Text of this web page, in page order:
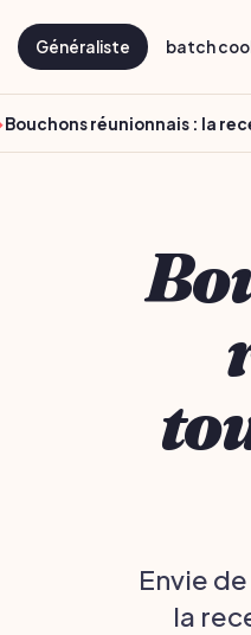
Généraliste batch
Bouchons réunionnais : la
Envie
la